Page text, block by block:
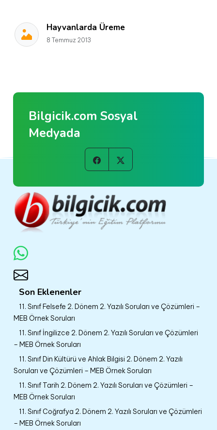
Hayvanlarda Üreme
8 Temmuz 2013
Bilgicik.com Sosyal
Medyada
Son Eklenenler
11. Sınıf Felsefe 2. Dönem 2. Yazılı Soruları ve Çözümleri –
MEB Örnek Soruları
11. Sınıf İngilizce 2. Dönem 2. Yazılı Soruları ve Çözümleri
– MEB Örnek Soruları
11. Sınıf Din Kültürü ve Ahlak Bilgisi 2. Dönem 2. Yazılı
Soruları ve Çözümleri – MEB Örnek Soruları
11. Sınıf Tarih 2. Dönem 2. Yazılı Soruları ve Çözümleri –
MEB Örnek Soruları
11. Sınıf Coğrafya 2. Dönem 2. Yazılı Soruları ve Çözümleri
– MEB Örnek Soruları